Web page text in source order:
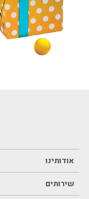
אודותינו
שירותים